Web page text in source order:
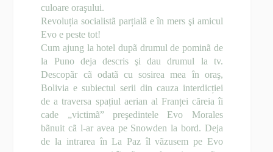
culoare oraşului.
Revoluția socialistã parțialã e în mers şi amicul
Evo e peste tot!
Cum ajung la hotel dupã drumul de pominã de
la Puno deja descris şi dau drumul la tv.
Descopãr cã odatã cu sosirea mea în oraş,
Bolivia e subiectul serii din cauza interdicției
de a traversa spațiul aerian al Franței cãreia îi
cade „victimã” preşedintele Evo Morales
bãnuit cã l-ar avea pe Snowden la bord. Deja
de la intrarea în La Paz îl vãzusem pe Evo